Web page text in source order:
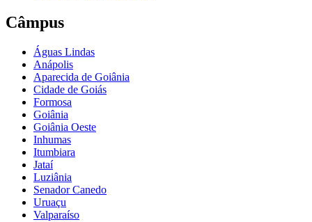
Câmpus
Águas Lindas
Anápolis
Aparecida de Goiânia
Cidade de Goiás
Formosa
Goiânia
Goiânia Oeste
Inhumas
Itumbiara
Jataí
Luziânia
Senador Canedo
Uruaçu
Valparaíso